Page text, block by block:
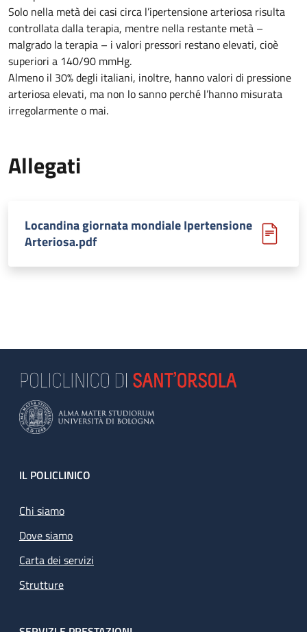
Solo nella metà dei casi circa l’ipertensione arteriosa risulta
controllata dalla terapia, mentre nella restante metà –
malgrado la terapia – i valori pressori restano elevati, cioè
superiori a 140/90 mmHg.
Almeno il 30% degli italiani, inoltre, hanno valori di pressione
arteriosa elevati, ma non lo sanno perché l’hanno misurata
irregolarmente o mai.
Allegati
Locandina giornata mondiale Ipertensione
Arteriosa.pdf
Footer
IL POLICLINICO
Chi siamo
Dove siamo
Carta dei servizi
Strutture